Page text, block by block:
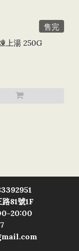
售完
上湯 250G
81號1F
20:00